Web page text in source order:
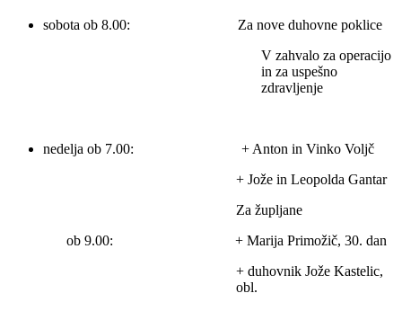
sobota ob 8.00: Za nove duhovne poklice
V zahvalo za operacijo
in za uspešno
zdravljenje
nedelja ob 7.00: + Anton in Vinko Voljč
+ Jože in Leopolda Gantar
Za župljane
ob 9.00: + Marija Primožič, 30. dan
+ duhovnik Jože Kastelic,
obl.